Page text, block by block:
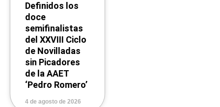
Definidos los
doce
semifinalistas
del XXVIII Ciclo
de Novilladas
sin Picadores
de la AAET
‘Pedro Romero’
4 de agosto de 2026